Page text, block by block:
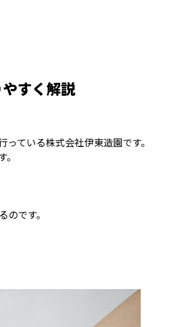
すく解説
ている株式会社伊東造園です。
です。